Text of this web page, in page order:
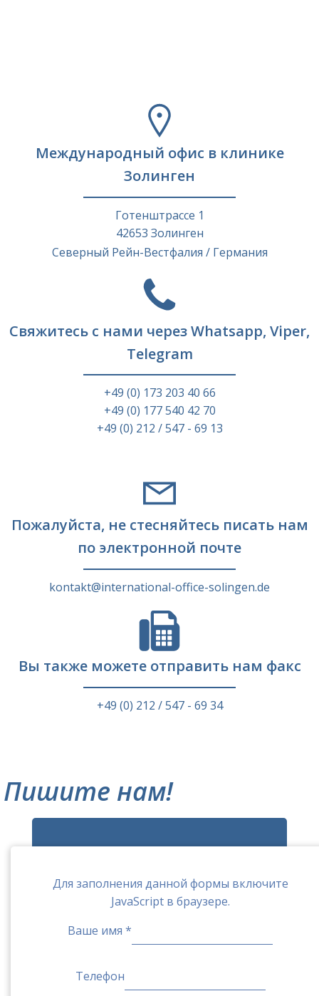
Международный офис в клинике
Золинген
Готенштрассе 1
42653 Золинген
Северный Рейн-Вестфалия / Германия
Свяжитесь с нами через Whatsapp, Viper,
Telegram
+49 (0) 173 203 40 66
+49 (0) 177 540 42 70
+49 (0) 212 / 547 - 69 13
Пожалуйста, не стесняйтесь писать нам
по электронной почте
kontakt@international-office-solingen.de
Вы также можете отправить нам факс
+49 (0) 212 / 547 - 69 34
Пишите нам!
Для заполнения данной формы включите
JavaScript в браузере.
Ваше имя *
Телефон